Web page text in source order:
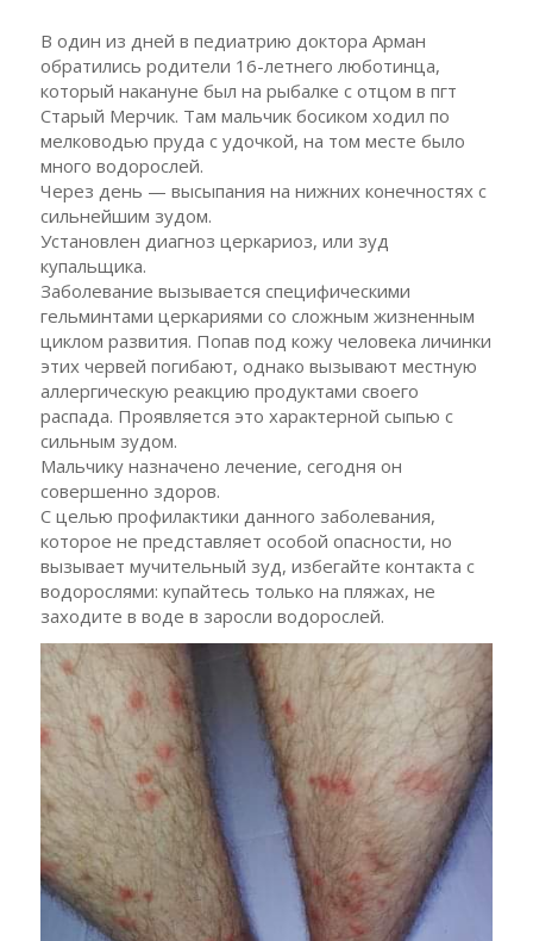
В один из дней в педиатрию доктора Арман
обратились родители 16-летнего люботинца,
который накануне был на рыбалке с отцом в пгт
Старый Мерчик. Там мальчик босиком ходил по
мелководью пруда с удочкой, на том месте было
много водорослей.
Через день — высыпания на нижних конечностях с
сильнейшим зудом.
Установлен диагноз церкариоз, или зуд
купальщика.
Заболевание вызывается специфическими
гельминтами церкариями со сложным жизненным
циклом развития. Попав под кожу человека личинки
этих червей погибают, однако вызывают местную
аллергическую реакцию продуктами своего
распада. Проявляется это характерной сыпью с
сильным зудом.
Мальчику назначено лечение, сегодня он
совершенно здоров.
С целью профилактики данного заболевания,
которое не представляет особой опасности, но
вызывает мучительный зуд, избегайте контакта с
водорослями: купайтесь только на пляжах, не
заходите в воде в заросли водорослей.